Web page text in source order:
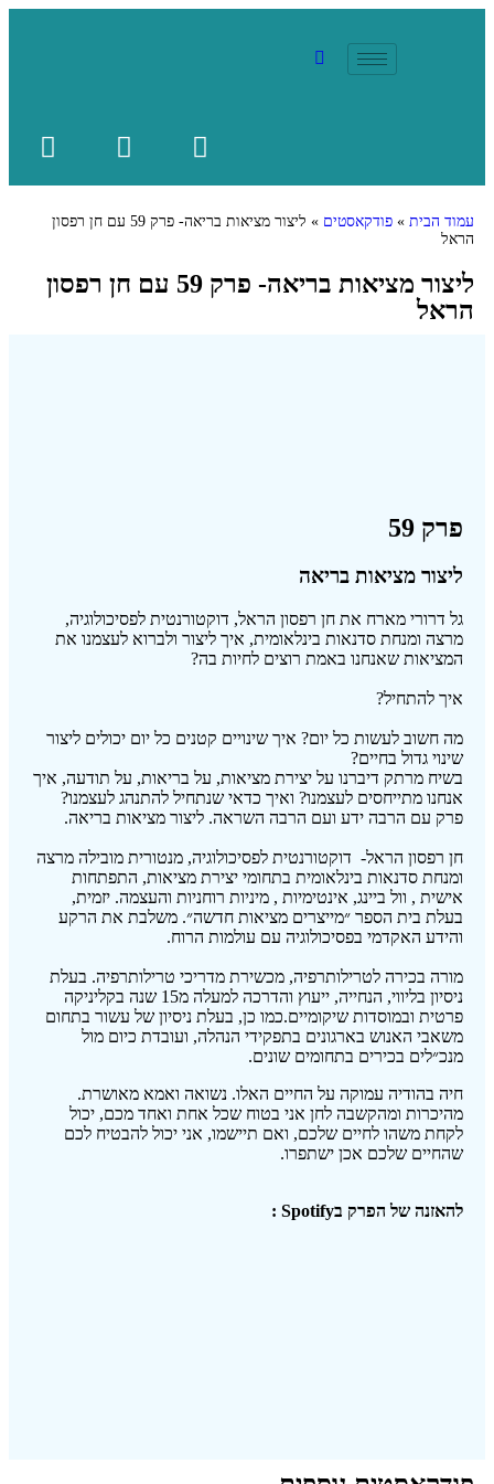
עמוד הבית » פודקאסטים »
ליצור מציאות בריאה- פרק 59 עם חן רפסון
הראל
ליצור מציאות בריאה- פרק 59 עם חן רפסון
הראל
פרק 59
ליצור מציאות בריאה
גל דרורי מארח את חן רפסון הראל, דוקטורנטית לפסיכולוגיה,
מרצה ומנחת סדנאות בינלאומית, איך ליצור ולברוא לעצמנו את
המציאות שאנחנו באמת רוצים לחיות בה?
איך להתחיל?
מה חשוב לעשות כל יום? איך שינויים קטנים כל יום יכולים ליצור
שינוי גדול בחיים?
בשיח מרתק דיברנו על יצירת מציאות, על בריאות, על תודעה, איך
אנחנו מתייחסים לעצמנו? ואיך כדאי שנתחיל להתנהג לעצמנו?
פרק עם הרבה ידע ועם הרבה השראה. ליצור מציאות בריאה.
חן רפסון הראל- דוקטורנטית לפסיכולוגיה, מנטורית מובילה מרצה
ומנחת סדנאות בינלאומית בתחומי יצירת מציאות, התפתחות
אישית , וול ביינג, אינטימיות , מיניות רוחניות והעצמה. יזמית,
בעלת בית הספר ״מייצרים מציאות חדשה״. משלבת את הרקע
והידע האקדמי בפסיכולוגיה עם עולמות הרוח.
מורה בכירה לטרילותרפיה, מכשירת מדריכי טרילותרפיה. בעלת
ניסיון בליווי, הנחייה, ייעוץ והדרכה למעלה מ15 שנה בקליניקה
פרטית ובמוסדות שיקומיים.כמו כן, בעלת ניסיון של עשור בתחום
משאבי האנוש בארגונים בתפקידי הנהלה, ועובדת כיום מול
מנכ״לים בכירים בתחומים שונים.
חיה בהודיה עמוקה על החיים האלו. נשואה ואמא מאושרת.
מהיכרות ומהקשבה לחן אני בטוח שכל אחת ואחד מכם, יכול
לקחת משהו לחיים שלכם, ואם תיישמו, אני יכול להבטיח לכם
שהחיים שלכם אכן ישתפרו.
להאזנה של הפרק בSpotify :